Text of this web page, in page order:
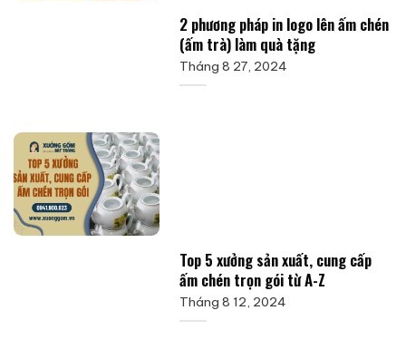
2 phương pháp in logo lên ấm chén
(ấm trà) làm quà tặng
Tháng 8 27, 2024
Top 5 xưởng sản xuất, cung cấp
ấm chén trọn gói từ A-Z
Tháng 8 12, 2024